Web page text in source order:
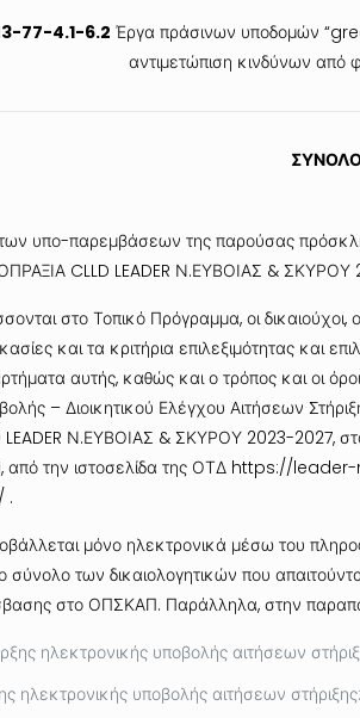
77-4.1-6.2 Έργα πράσινων υποδομών
αντιμετώπιση κινδύνων από
υπο-παρεμβάσεων της παρούσας
CLLD LEADER Ν.ΕΥΒΟΙΑΣ & ΣΚΥΡΟΥ
στο Τοπικό Πρόγραμμα, οι
και τα κριτήρια επιλεξιμότητας και
αυτής, καθώς και ο τρόπος και οι
– Διοικητικού Ελέγχου Αιτήσεων
Ν.ΕΥΒΟΙΑΣ & ΣΚΥΡΟΥ 2023-2027,
την ιστοσελίδα της ΟΤΔ https://
.
μόνο ηλεκτρονικά μέσω του
των δικαιολογητικών που
στο ΟΠΣΚΑΠ. Παράλληλα, στην
ηλεκτρονικής υποβολής αιτήσεων
ηλεκτρονικής υποβολής αιτήσεων